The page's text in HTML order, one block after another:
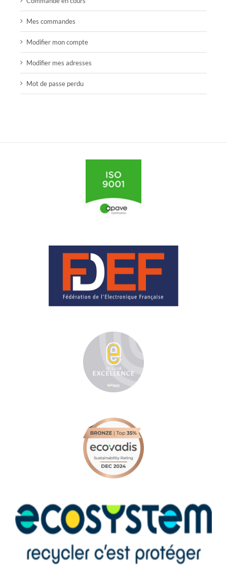
Mes commandes
Modifier mon compte
Modifier mes adresses
Mot de passe perdu